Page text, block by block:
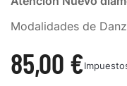
Modalidades de
85,00 €